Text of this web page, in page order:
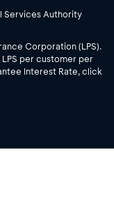
Services Authority
Corporation (LPS).
per customer per
Interest Rate, click